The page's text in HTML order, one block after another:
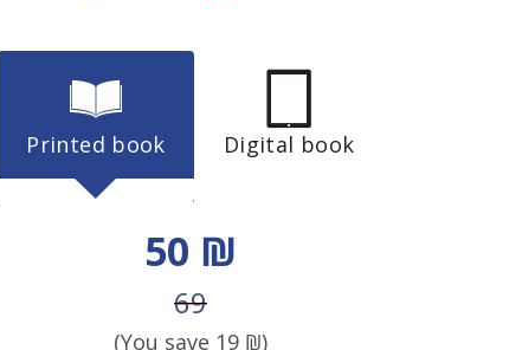
Printed book Digital book
Discount price
50 ₪
Price before discount
69
(You save 19₪)